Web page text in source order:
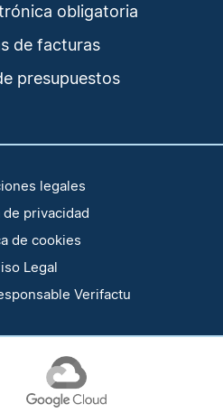
obligatoria
de facturas
presupuestos
legales
de privacidad
de cookies
Legal
Verifactu